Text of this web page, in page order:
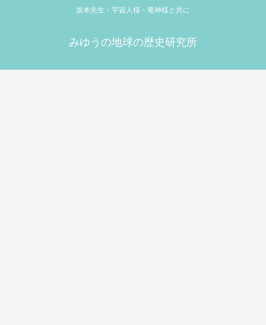
坂本先生・宇宙人様・竜神様と共に
みゆうの地球の歴史研究所